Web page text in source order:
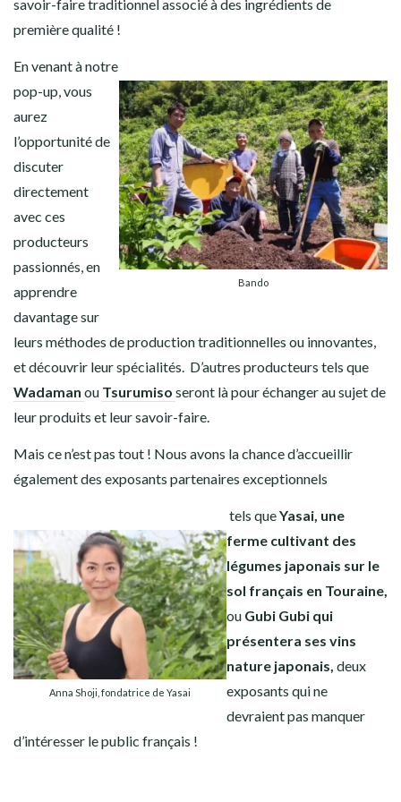
savoir-faire traditionnel associé à des ingrédients de
première qualité !
Bando
En venant à notre
pop-up, vous
aurez
l’opportunité de
discuter
directement
avec ces
producteurs
passionnés, en
apprendre
davantage sur
leurs méthodes de production traditionnelles ou innovantes,
et découvrir leur spécialités. D’autres producteurs tels que
Wadaman ou Tsurumiso seront là pour échanger au sujet de
leur produits et leur savoir-faire.
Mais ce n’est pas tout ! Nous avons la chance d’accueillir
également des exposants partenaires exceptionnels
Anna Shoji, fondatrice de Yasai
tels queYasai, une
ferme cultivant des
légumes japonais sur le
sol français en Touraine,
ou Gubi Gubi qui
présentera ses vins
nature japonais, deux
exposants qui ne
devraient pas manquer
d’intéresser le public français !